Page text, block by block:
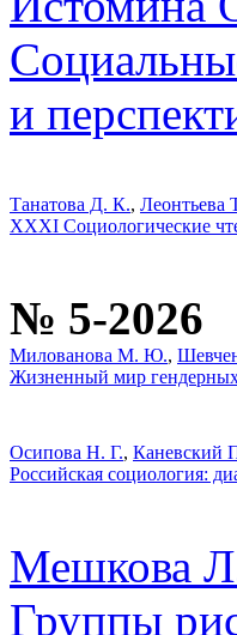
и
Танатова Д. К., Леонтьева
XXXI Социологические
№ 5-2026
Милованова М. Ю.,
Жизненный мир
Осипова Н. Г., Каневский
Российская социология:
Мешкова
Группы